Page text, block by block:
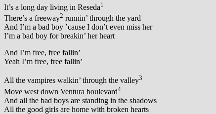
It’s a long day living in Reseda1
There’s a freeway2 runnin’ through the yard
And I’m a bad boy ’cause I don’t even miss her
I’m a bad boy for breakin’ her heart
And I’m free, free fallin’
Yeah I’m free, free fallin’
All the vampires walkin’ through the valley3
Move west down Ventura boulevard4
And all the bad boys are standing in the shadows
All the good girls are home with broken hearts